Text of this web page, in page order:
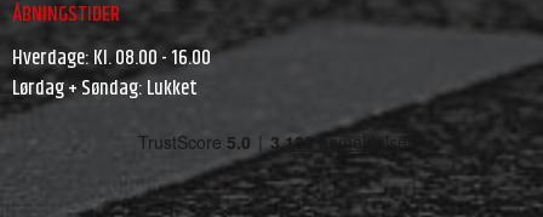
ÅBNINGSTIDER
Hverdage: Kl. 08.00 - 16.00
Lørdag + Søndag: Lukket